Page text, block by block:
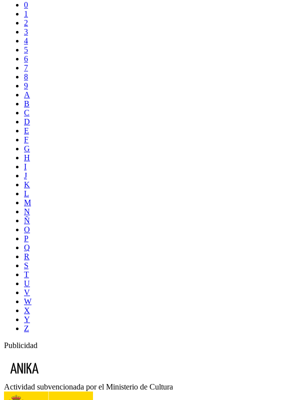
0
1
2
3
4
5
6
7
8
9
A
B
C
D
E
F
G
H
I
J
K
L
M
N
Ñ
O
P
Q
R
S
T
U
V
W
X
Y
Z
Publicidad
Actividad subvencionada por el Ministerio de Cultura